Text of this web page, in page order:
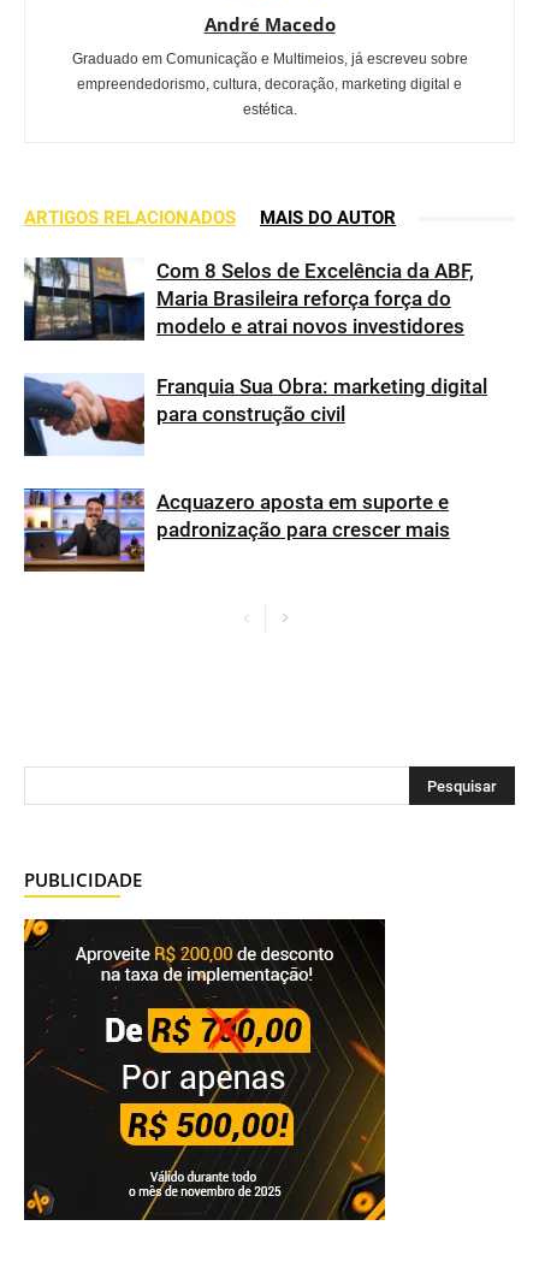
André Macedo
Graduado em Comunicação e Multimeios, já escreveu sobre
empreendedorismo, cultura, decoração, marketing digital e
estética.
ARTIGOS RELACIONADOS MAIS DO AUTOR
Com 8 Selos de Excelência da ABF,
Maria Brasileira reforça força do
modelo e atrai novos investidores
Franquia Sua Obra: marketing digital
para construção civil
Acquazero aposta em suporte e
padronização para crescer mais
PUBLICIDADE